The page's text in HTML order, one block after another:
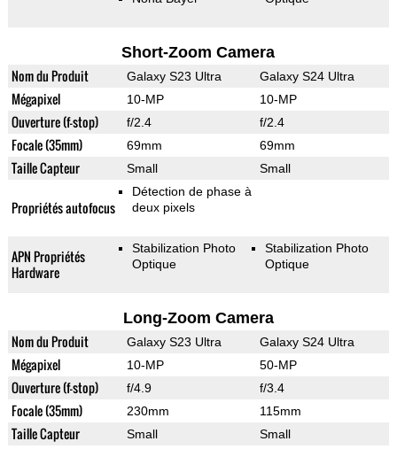
Short-Zoom Camera
Nom du Produit Galaxy S23 Ultra Galaxy S24 Ultra
Mégapixel 10-MP 10-MP
Ouverture (f-stop) f/2.4 f/2.4
Focale (35mm) 69mm 69mm
Taille Capteur Small Small
Propriétés autofocus
Détection de phase à
deux pixels
APN Propriétés
Hardware
Stabilization Photo
Optique
Stabilization Photo
Optique
Long-Zoom Camera
Nom du Produit Galaxy S23 Ultra Galaxy S24 Ultra
Mégapixel 10-MP 50-MP
Ouverture (f-stop) f/4.9 f/3.4
Focale (35mm) 230mm 115mm
Taille Capteur Small Small